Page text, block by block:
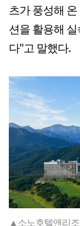
츠가 풍성해
션을 활용해
다"고 말했다.
▲소노호텔앤리